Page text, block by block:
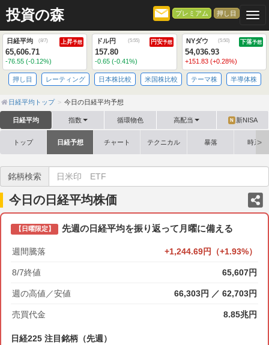
投資の森 プレミアム 押し目
日経平均 (8/7) 上昇予想
65,606.71
-76.55 (-0.12%)
ドル円 (5:55) 円安予想
157.80
-0.65 (-0.41%)
NYダウ (5:50) 下落予想
54,036.93
+151.83 (+0.28%)
押し目 レーティング 日本株比較 米国株比較 テーマ株 半導体株
日経平均トップ 今日の日経平均予想
日経平均 指数 循環物色 高配当 N 新NISA
トップ 日経予想 チャート テクニカル 暴落 時系列
銘柄検索
今日の日経平均株価
【日曜限定】 先週の日経平均を振り返って月曜に備える
週間騰落 +1,244.69円（+1.93%）
8/7終値 65,607円
週の高値／安値 66,303円 ／ 62,703円
売買代金 8.85兆円
日経225 注目銘柄（先週）